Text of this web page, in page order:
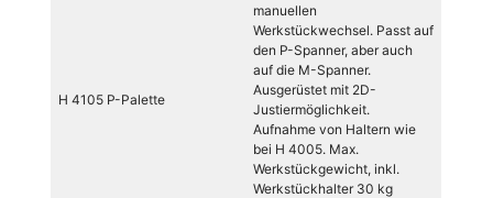
H 4105 P-Palette
manuellen
Werkstückwechsel. Passt auf
den P-Spanner, aber auch
auf die M-Spanner.
Ausgerüstet mit 2D-
Justiermöglichkeit.
Aufnahme von Haltern wie
bei H 4005. Max.
Werkstückgewicht, inkl.
Werkstückhalter 30 kg